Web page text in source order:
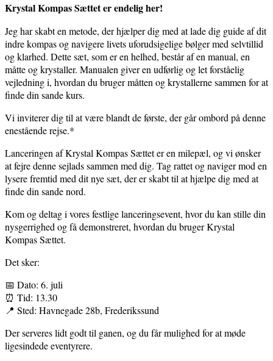
Krystal Kompas Sættet er endelig her!
Jeg har skabt en metode, der hjælper dig med at lade dig guide af dit
indre kompas og navigere livets uforudsigelige bølger med selvtillid
og klarhed. Dette sæt, som er en helhed, består af en manual, en
måtte og krystaller. Manualen giver en udførlig og let forståelig
vejledning i, hvordan du bruger måtten og krystallerne sammen for at
finde din sande kurs.
Vi inviterer dig til at være blandt de første, der går ombord på denne
enestående rejse.*
Lanceringen af Krystal Kompas Sættet er en milepæl, og vi ønsker
at fejre denne sejlads sammen med dig. Tag rattet og naviger mod en
lysere fremtid med dit nye sæt, der er skabt til at hjælpe dig med at
finde din sande nord.
Kom og deltag i vores festlige lanceringsevent, hvor du kan stille din
nysgerrighed og få demonstreret, hvordan du bruger Krystal
Kompas Sættet.
Det sker:
📅 Dato: 6. juli
⏰ Tid: 13.30
📍 Sted: Havnegade 28b, Frederikssund
Der serveres lidt godt til ganen, og du får mulighed for at møde
ligesindede eventyrere.